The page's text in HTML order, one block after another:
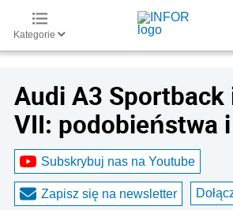
Kategorie
Audi A3 Sportback
VII: podobieństwa
Subskrybuj nas na Youtube
Zapisz się na newsletter